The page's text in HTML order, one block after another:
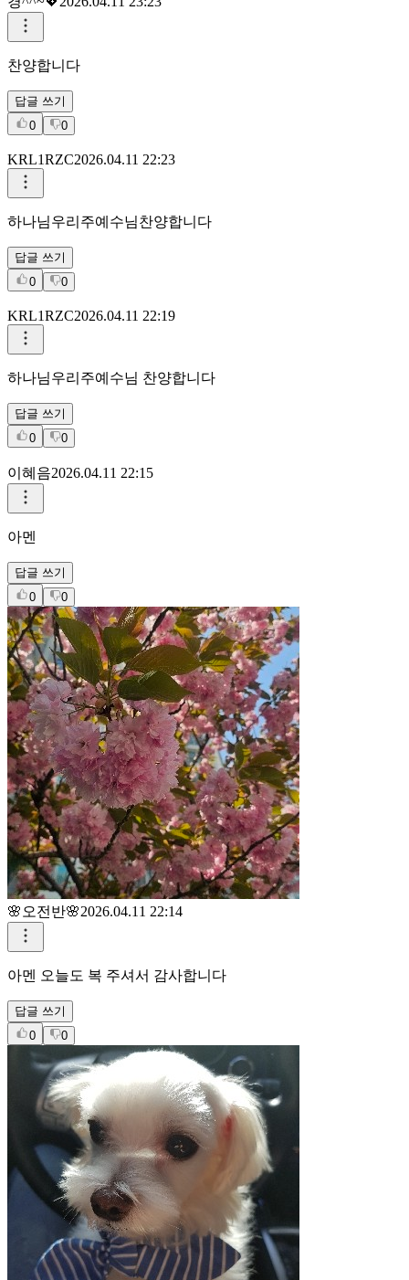
찬양합니다
답글 쓰기
0
0
KRL1RZC2026.04.11 22:23
하나님우리주예수님찬양합니다
답글 쓰기
0
0
KRL1RZC2026.04.11 22:19
하나님우리주예수님 찬양합니다
답글 쓰기
0
0
이혜음2026.04.11 22:15
아멘
답글 쓰기
0
0
🌸오전반🌸2026.04.11 22:14
아멘 오늘도 복 주셔서 감사합니다
답글 쓰기
0
0